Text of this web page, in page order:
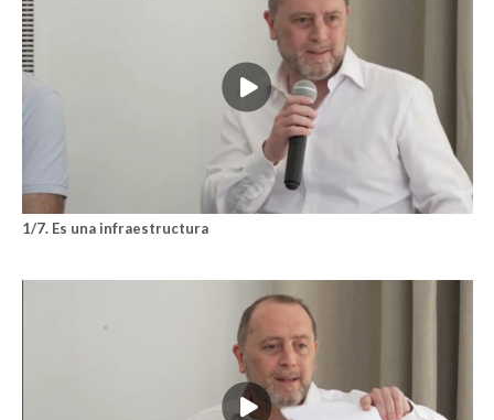
1/7. Es una infraestructura